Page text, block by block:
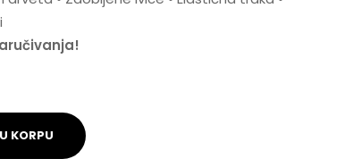
KORPU